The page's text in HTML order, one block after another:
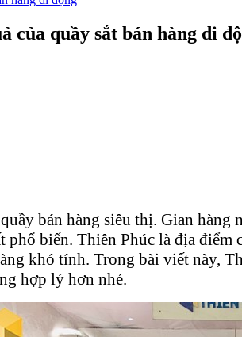
của quầy sắt bán hàng di
bán hàng siêu thị. Gian
biến. Thiên Phúc là địa
khó tính. Trong bài viết này,
hợp lý hơn nhé.